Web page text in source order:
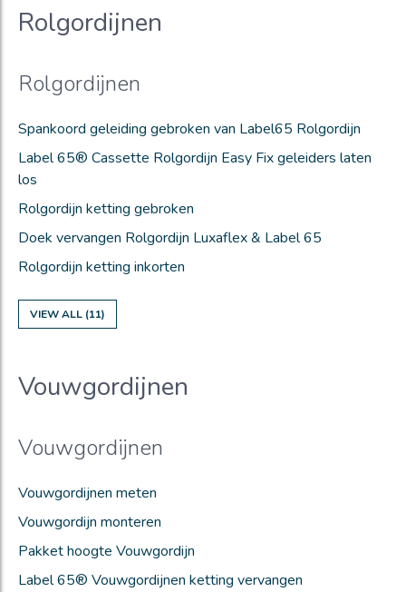
Rolgordijnen
Rolgordijnen
Spankoord geleiding gebroken van Label65 Rolgordijn
Label 65® Cassette Rolgordijn Easy Fix geleiders laten
los
Rolgordijn ketting gebroken
Doek vervangen Rolgordijn Luxaflex & Label 65
Rolgordijn ketting inkorten
VIEW ALL (11)
Vouwgordijnen
Vouwgordijnen
Vouwgordijnen meten
Vouwgordijn monteren
Pakket hoogte Vouwgordijn
Label 65® Vouwgordijnen ketting vervangen